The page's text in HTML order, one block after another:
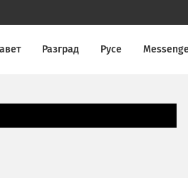
Разград Русе